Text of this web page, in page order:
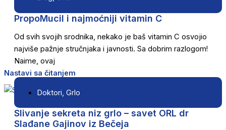
PropoMucil i najmoćniji vitamin C
Od svih svojih srodnika, nekako je baš vitamin C osvojio
najviše pažnje stručnjaka i javnosti. Sa dobrim razlogom!
Naime, ovaj
Nastavi sa čitanjem
Doktori, Grlo
Slivanje sekreta niz grlo – savet ORL dr
Slađane Gajinov iz Bečeja